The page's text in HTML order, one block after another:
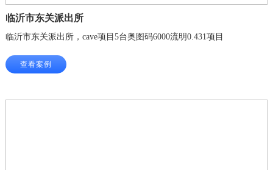
临沂市东关派出所
临沂市东关派出所，cave项目5台奥图码6000流明0.431项目
查看案例